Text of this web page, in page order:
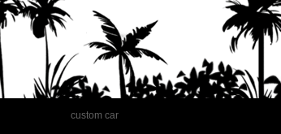
custom car